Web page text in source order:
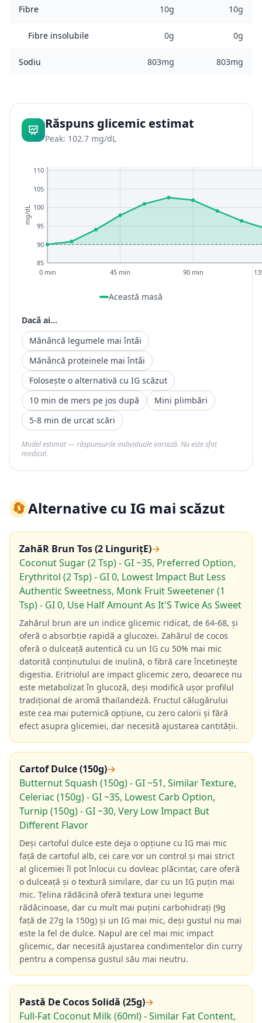
Fibre 10g 10g
Fibre insolubile 0g 0g
Sodiu 803mg 803mg
Răspuns glicemic estimat
Peak: 102.7 mg/dL
85
90
95
100
105
110
0 min 45 min 90 min
mg/dL
Această masă
Dacă ai...
Mănâncă legumele mai întâi
Mănâncă proteinele mai întâi
Folosește o alternativă cu IG scăzut
10 min de mers pe jos după
Mini plimbări
5-8 min de urcat scări
Model estimat — răspunsurile individuale variază. Nu este sfat
medical.
🔄Alternative cu IG mai scăzut
ZahăR Brun Tos (2 LingurițE)→
Coconut Sugar (2 Tsp) - GI ~35, Preferred Option,
Erythritol (2 Tsp) - GI 0, Lowest Impact But Less
Authentic Sweetness, Monk Fruit Sweetener (1
Tsp) - GI 0, Use Half Amount As It'S Twice As Sweet
Zahărul brun are un indice glicemic ridicat, de 64-68, și
oferă o absorbție rapidă a glucozei. Zahărul de cocos
oferă o dulceață autentică cu un IG cu 50% mai mic
datorită conținutului de inulină, o fibră care încetinește
digestia. Eritriolul are impact glicemic zero, deoarece nu
este metabolizat în glucoză, deși modifică ușor profilul
tradițional de aromă thailandeză. Fructul călugărului
este cea mai puternică opțiune, cu zero calorii și fără
efect asupra glicemiei, dar necesită ajustarea cantității.
Cartof Dulce (150g)→
Butternut Squash (150g) - GI ~51, Similar Texture,
Celeriac (150g) - GI ~35, Lowest Carb Option,
Turnip (150g) - GI ~30, Very Low Impact But
Different Flavor
Deși cartoful dulce este deja o opțiune cu IG mai mic
față de cartoful alb, cei care vor un control și mai strict
al glicemiei îl pot înlocui cu dovleac plăcintar, care oferă
o dulceață și o textură similare, dar cu un IG puțin mai
mic. Țelina rădăcină oferă textura unei legume
rădăcinoase, dar cu mult mai puțini carbohidrați (9g
față de 27g la 150g) și un IG mai mic, deși gustul nu mai
este la fel de dulce. Napul are cel mai mic impact
glicemic, dar necesită ajustarea condimentelor din curry
pentru a compensa gustul său mai neutru.
Pastă De Cocos Solidă (25g)→
Full-Fat Coconut Milk (60ml) - Similar Fat Content,